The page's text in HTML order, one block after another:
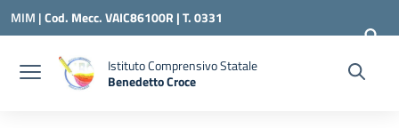
Vai ai contenuti
Vai al menu di navigazione
Vai al footer
MIM |Cod. Mecc. VAIC86100R | T. 0331
240260 | VAIC86100R@ISTRUZIONE.IT
Istituto Comprensivo Statale
Benedetto Croce